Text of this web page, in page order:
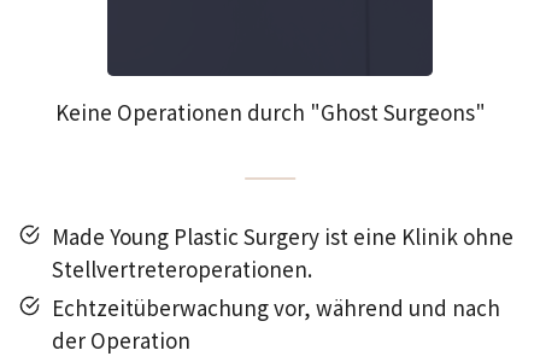
Keine Operationen durch "Ghost Surgeons"
Made Young Plastic Surgery ist eine Klinik ohne
Stellvertreteroperationen.
Echtzeitüberwachung vor, während und nach
der Operation